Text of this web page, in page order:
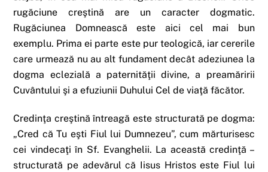
rugăciune creştină are un caracter dogmatic.
Rugăciunea Domnească este aici cel mai bun
exemplu. Prima ei parte este pur teologică, iar cererile
care urmează nu au alt fundament decât adeziunea la
dogma eclezială a paternităţii divine, a preamăririi
Cuvântului şi a efuziunii Duhului Cel de viaţă făcător.
Credinţa creştină întreagă este structurată pe dogma:
„Cred că Tu eşti Fiul lui Dumnezeu”, cum mărturisesc
cei vindecaţi în Sf. Evanghelii. La această credinţă –
structurată pe adevărul că Iisus Hristos este Fiul lui